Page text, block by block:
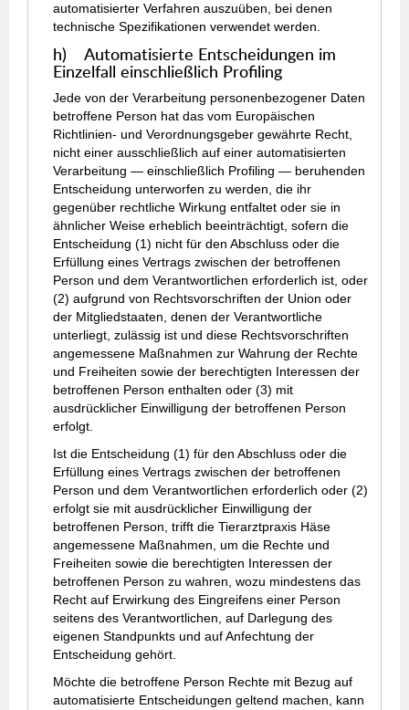
automatisierter Verfahren auszuüben, bei denen
technische Spezifikationen verwendet werden.
h) Automatisierte Entscheidungen im
Einzelfall einschließlich Profiling
Jede von der Verarbeitung personenbezogener Daten
betroffene Person hat das vom Europäischen
Richtlinien- und Verordnungsgeber gewährte Recht,
nicht einer ausschließlich auf einer automatisierten
Verarbeitung — einschließlich Profiling — beruhenden
Entscheidung unterworfen zu werden, die ihr
gegenüber rechtliche Wirkung entfaltet oder sie in
ähnlicher Weise erheblich beeinträchtigt, sofern die
Entscheidung (1) nicht für den Abschluss oder die
Erfüllung eines Vertrags zwischen der betroffenen
Person und dem Verantwortlichen erforderlich ist, oder
(2) aufgrund von Rechtsvorschriften der Union oder
der Mitgliedstaaten, denen der Verantwortliche
unterliegt, zulässig ist und diese Rechtsvorschriften
angemessene Maßnahmen zur Wahrung der Rechte
und Freiheiten sowie der berechtigten Interessen der
betroffenen Person enthalten oder (3) mit
ausdrücklicher Einwilligung der betroffenen Person
erfolgt.
Ist die Entscheidung (1) für den Abschluss oder die
Erfüllung eines Vertrags zwischen der betroffenen
Person und dem Verantwortlichen erforderlich oder (2)
erfolgt sie mit ausdrücklicher Einwilligung der
betroffenen Person, trifft die Tierarztpraxis Häse
angemessene Maßnahmen, um die Rechte und
Freiheiten sowie die berechtigten Interessen der
betroffenen Person zu wahren, wozu mindestens das
Recht auf Erwirkung des Eingreifens einer Person
seitens des Verantwortlichen, auf Darlegung des
eigenen Standpunkts und auf Anfechtung der
Entscheidung gehört.
Möchte die betroffene Person Rechte mit Bezug auf
automatisierte Entscheidungen geltend machen, kann